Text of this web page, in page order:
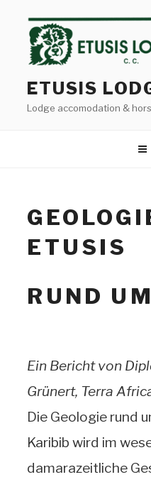
content
ETUSIS
Lodge accomodation &
ETUSIS
RUND
Ein Bericht von
Grünert, Terra
Die Geologie rund
Karibib wird im
damarazeitliche